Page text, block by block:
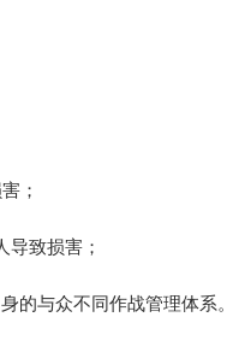
；
致损害；
的与众不同作战管理体系。